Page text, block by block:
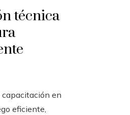
técnica
capacitación en
eficiente,